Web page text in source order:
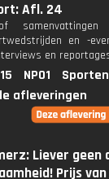
Afl. 24
of
en -
en
NPO1
afleveringen
Liever geen
Prijs